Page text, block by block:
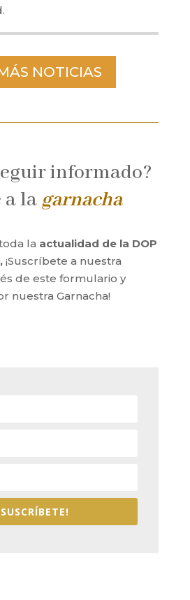
NOTICIAS
informado?
a la garnacha
la actualidad de la DOP
¡Suscríbete a nuestra
de este formulario y
nuestra Garnacha!